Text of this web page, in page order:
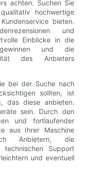
achten. Suchen Sie
hochwertige
bieten.
und
Einblicke in die
und die
des Anbieters
bei der Suche nach
sollten, ist
das diese anbieten.
sein. Durch den
und fortlaufender
aus Ihrer Maschine
Anbietern, die
technischen Support
und eventuell